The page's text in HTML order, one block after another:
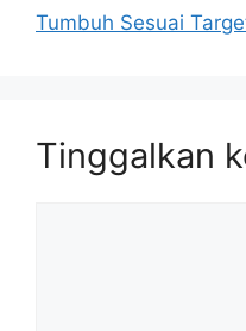
Tumbuh Sesuai
Tinggalkan